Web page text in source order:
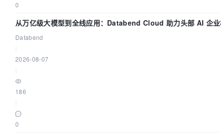
0
从万亿级大模型到全线应用：Databend Cloud 助力头部 AI 企
Databend
2026-08-07
186
0